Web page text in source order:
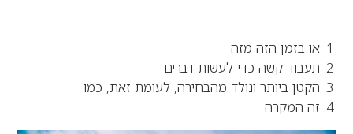
או בזמן הזה מזה
תעבוד קשה כדי לעשות דברים
הקטן ביותר ונולד מהבחירה, לעומת זאת, כמו
זה המקרה